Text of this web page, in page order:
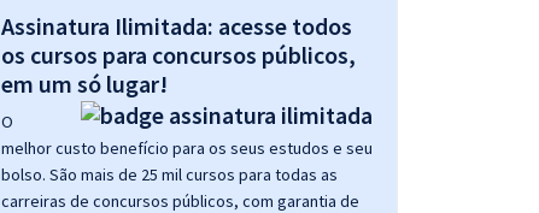
Assinatura Ilimitada: acesse todos
os cursos para concursos públicos,
em um só lugar!
O
melhor custo benefício para os seus estudos e seu
bolso. São mais de 25 mil cursos para todas as
carreiras de concursos públicos, com garantia de